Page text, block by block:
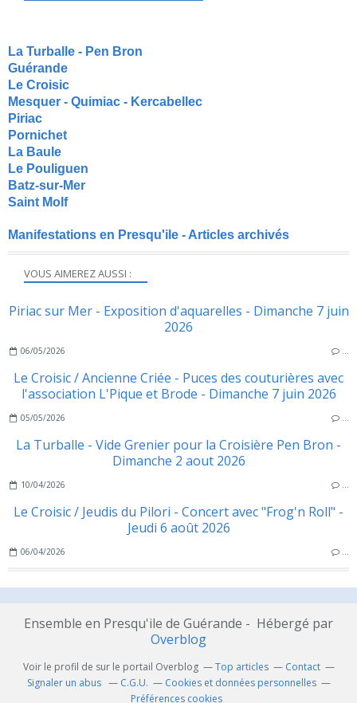
VOUS AIMEREZ AUSSI :
Piriac sur Mer - Exposition d'aquarelles - Dimanche 7 juin
2026
06/05/2026 …
Le Croisic / Ancienne Criée - Puces des couturières avec
l'association L'Pique et Brode - Dimanche 7 juin 2026
05/05/2026 …
La Turballe - Vide Grenier pour la Croisière Pen Bron -
Dimanche 2 aout 2026
10/04/2026 …
Le Croisic / Jeudis du Pilori - Concert avec "Frog'n Roll" -
Jeudi 6 août 2026
06/04/2026 …
La Turballe - Pen Bron
Guérande
Le Croisic
Mesquer - Quimiac - Kercabellec
Piriac
Pornichet
La Baule
Le Pouliguen
Batz-sur-Mer
Saint Molf
Manifestations en Presqu'ile - Articles archivés
Ensemble en Presqu'ile de Guérande - Hébergé par
Overblog
Voir le profil de sur le portail Overblog Top articles
Contact
Signaler un abus
C.G.U.
Cookies et données personnelles
Préférences cookies